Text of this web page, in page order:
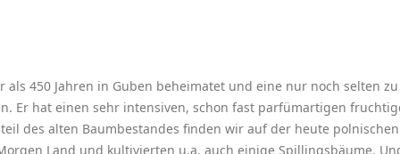
als 450 Jahren in Guben beheimatet und eine nur noch selten
Er hat einen sehr intensiven, schon fast parfümartigen
des alten Baumbestandes finden wir auf der heute
Land und kultivierten u.a. auch einige Spillingsbäume.